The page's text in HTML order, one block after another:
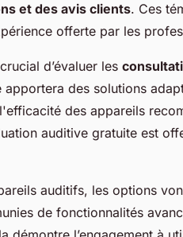
et des avis clients. Ces
offerte par les
d’évaluer les
apportera des solutions
des appareils
auditive gratuite est
auditifs, les options
de fonctionnalités